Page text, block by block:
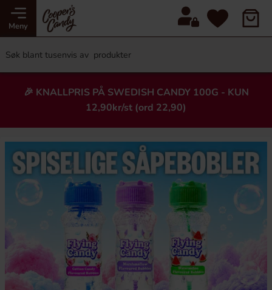
Meny
🎉 KNALLPRIS PÅ SWEDISH CANDY 100G - KUN
12,90kr/st (ord 22,90)